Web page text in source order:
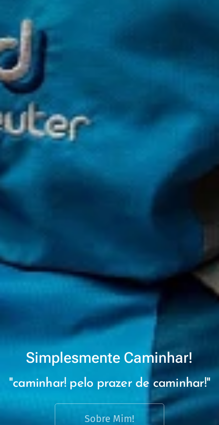
Simplesmente Caminhar!
"caminhar! pelo prazer de caminhar!"
Sobre Mim!